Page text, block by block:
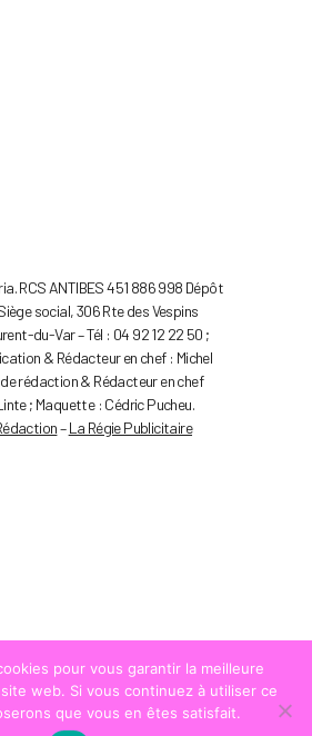
RCS ANTIBES 451 886 998 Dépôt
social, 306 Rte des Vespins
du-Var – Tél : 04 92 12 22 50 ;
& Rédacteur en chef : Michel
rédaction & Rédacteur en chef
; Maquette : Cédric Pucheu.
–La Régie Publicitaire
pour vous garantir la meilleure
web. Si vous continuez à utiliser ce
que vous en êtes satisfait.